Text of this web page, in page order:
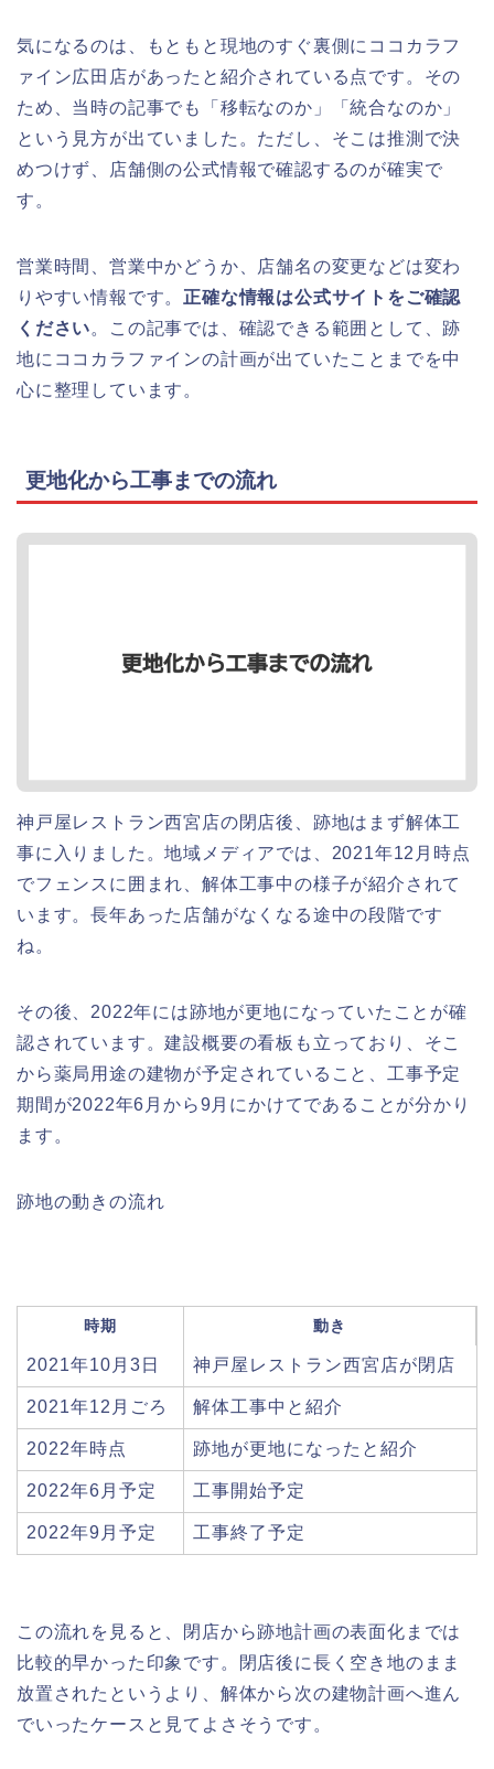
気になるのは、もともと現地のすぐ裏側にココカラフ
ァイン広田店があったと紹介されている点です。その
ため、当時の記事でも「移転なのか」「統合なのか」
という見方が出ていました。ただし、そこは推測で決
めつけず、店舗側の公式情報で確認するのが確実で
す。
営業時間、営業中かどうか、店舗名の変更などは変わ
りやすい情報です。 正確な情報は公式サイトをご確認
ください。この記事では、確認できる範囲として、跡
地にココカラファインの計画が出ていたことまでを中
心に整理しています。
更地化から工事までの流れ
神戸屋レストラン西宮店の閉店後、跡地はまず解体工
事に入りました。地域メディアでは、2021年12月時点
でフェンスに囲まれ、解体工事中の様子が紹介されて
います。長年あった店舗がなくなる途中の段階です
ね。
その後、2022年には跡地が更地になっていたことが確
認されています。建設概要の看板も立っており、そこ
から薬局用途の建物が予定されていること、工事予定
期間が2022年6月から9月にかけてであることが分かり
ます。
跡地の動きの流れ
時期 動き
2021年10月3日 神戸屋レストラン西宮店が閉店
2021年12月ごろ 解体工事中と紹介
2022年時点 跡地が更地になったと紹介
2022年6月予定 工事開始予定
2022年9月予定 工事終了予定
この流れを見ると、閉店から跡地計画の表面化までは
比較的早かった印象です。閉店後に長く空き地のまま
放置されたというより、解体から次の建物計画へ進ん
でいったケースと見てよさそうです。